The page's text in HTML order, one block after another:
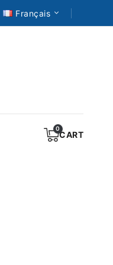
Français
CART